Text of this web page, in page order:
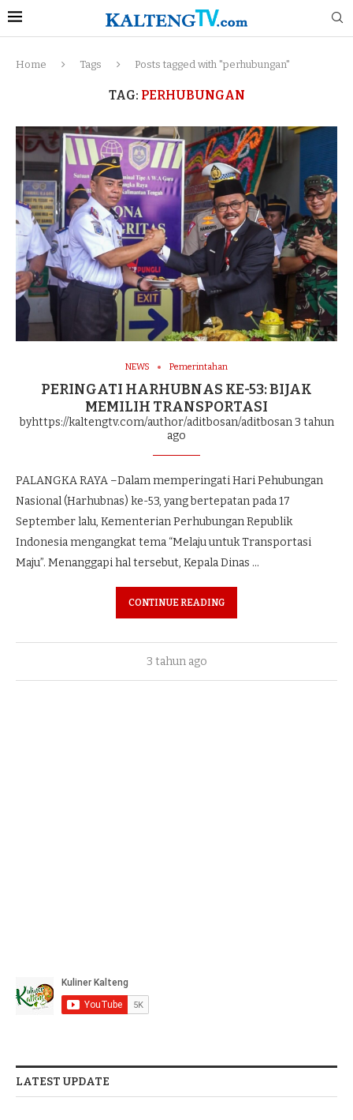
Home Tags Posts tagged with "perhubungan"
TAG: PERHUBUNGAN
NEWS Pemerintahan
PERINGATI HARHUBNAS KE-53: BIJAK
MEMILIH TRANSPORTASI
byhttps://kaltengtv.com/author/aditbosan/aditbosan3 tahun
ago
PALANGKA RAYA –Dalam memperingati Hari Pehubungan
Nasional (Harhubnas) ke-53, yang bertepatan pada 17
September lalu, Kementerian Perhubungan Republik
Indonesia mengangkat tema “Melaju untuk Transportasi
Maju”. Menanggapi hal tersebut, Kepala Dinas …
CONTINUE READING
3 tahun ago
LATEST UPDATE